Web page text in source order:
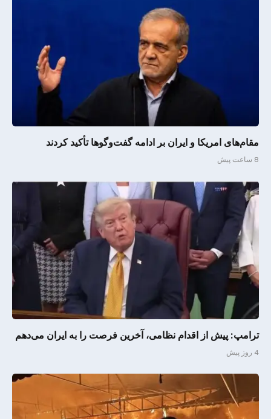
مقام‌های امریکا و ایران بر ادامه گفت‌وگوها تأکید کردند
8 ساعت پیش
ترامپ: پیش از اقدام نظامی، آخرین فرصت را به ایران می‌دهم
4 روز پیش